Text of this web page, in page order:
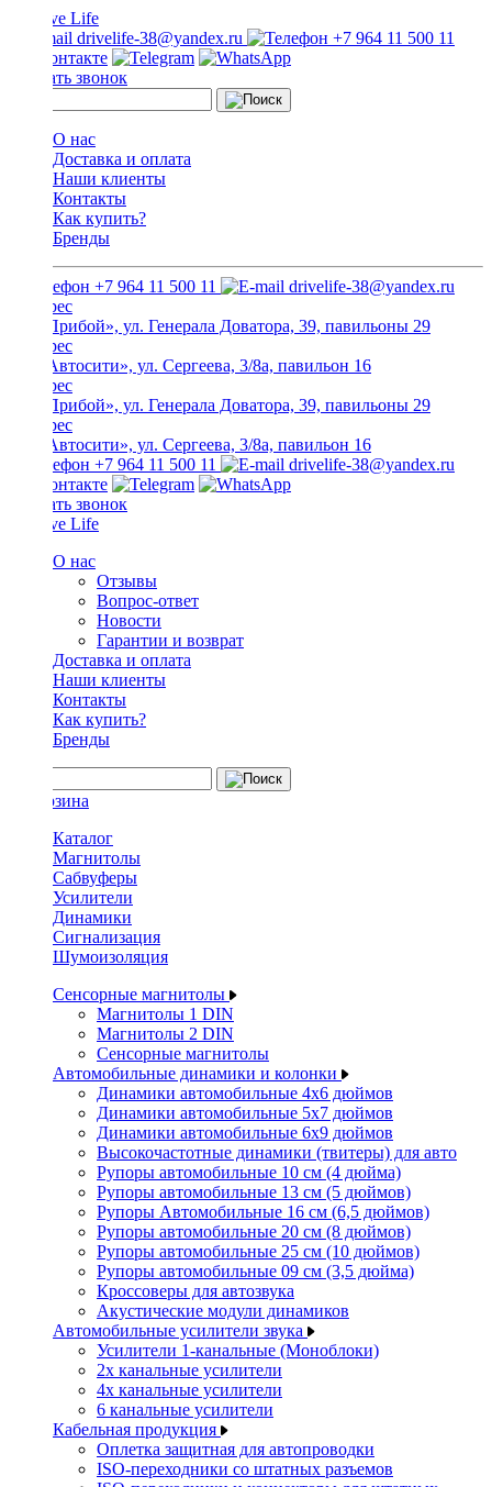
drivelife-38@yandex.ru +7 964 11 500 11
Заказать звонок
О нас
Доставка и оплата
Наши клиенты
Контакты
Как купить?
Бренды
+7 964 11 500 11 drivelife-38@yandex.ru
ТЦ «Прибой», ул. Генерала Доватора, 39, павильоны 29
ТЦ «Автосити», ул. Сергеева, 3/8а, павильон 16
ТЦ «Прибой», ул. Генерала Доватора, 39, павильоны 29
ТЦ «Автосити», ул. Сергеева, 3/8а, павильон 16
+7 964 11 500 11
drivelife-38@yandex.ru
Заказать звонок
О нас
Отзывы
Вопрос-ответ
Новости
Гарантии и возврат
Доставка и оплата
Наши клиенты
Контакты
Как купить?
Бренды
Каталог
Магнитолы
Сабвуферы
Усилители
Динамики
Сигнализация
Шумоизоляция
Сенсорные магнитолы
Магнитолы 1 DIN
Магнитолы 2 DIN
Сенсорные магнитолы
Автомобильные динамики и колонки
Динамики автомобильные 4x6 дюймов
Динамики автомобильные 5x7 дюймов
Динамики автомобильные 6x9 дюймов
Высокочастотные динамики (твитеры) для авто
Рупоры автомобильные 10 см (4 дюйма)
Рупоры автомобильные 13 см (5 дюймов)
Рупоры Автомобильные 16 см (6,5 дюймов)
Рупоры автомобильные 20 см (8 дюймов)
Рупоры автомобильные 25 см (10 дюймов)
Рупоры автомобильные 09 см (3,5 дюйма)
Кроссоверы для автозвука
Акустические модули динамиков
Автомобильные усилители звука
Усилители 1-канальные (Моноблоки)
2х канальные усилители
4х канальные усилители
6 канальные усилители
Кабельная продукция
Оплетка защитная для автопроводки
ISO-переходники со штатных разъемов